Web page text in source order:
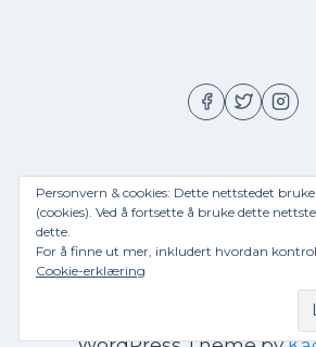
© 2026 Jorunns matblogg -
Personvern & cookies: Dette nettstedet
(cookies). Ved å fortsette å bruke dette
dette.
For å finne ut mer, inkludert hvordan
Cookie-erklæring